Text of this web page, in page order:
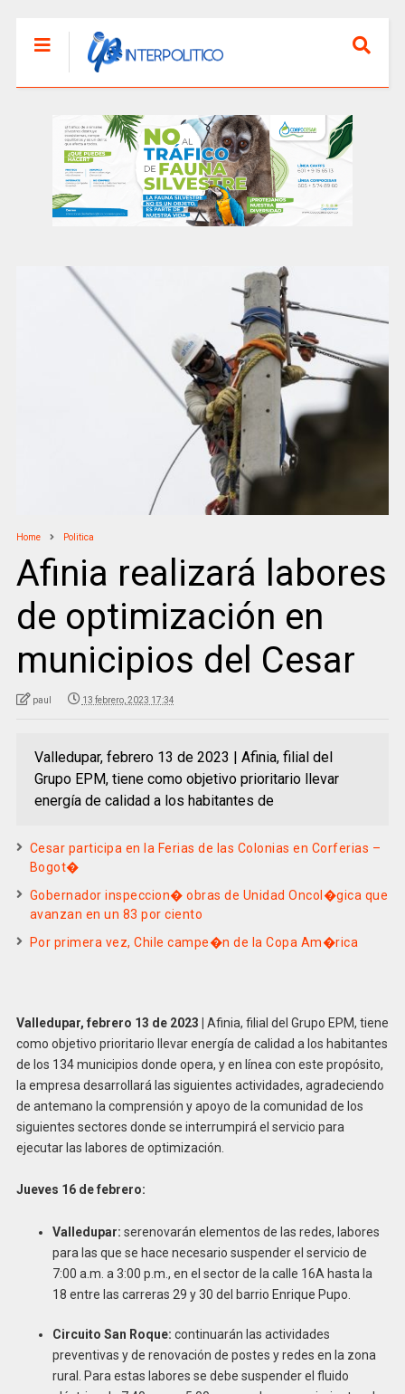
Home Politica
Afinia realizará labores
de optimización en
municipios del Cesar
paul 13 febrero, 2023 17:34
Valledupar, febrero 13 de 2023 | Afinia, filial del
Grupo EPM, tiene como objetivo prioritario llevar
energía de calidad a los habitantes de
Cesar participa en la Ferias de las Colonias en Corferias –
Bogot�
Gobernador inspeccion� obras de Unidad Oncol�gica que
avanzan en un 83 por ciento
Por primera vez, Chile campe�n de la Copa Am�rica
Valledupar, febrero 13 de 2023 | Afinia, filial del Grupo EPM, tiene
como objetivo prioritario llevar energía de calidad a los habitantes
de los 134 municipios donde opera, y en línea con este propósito,
la empresa desarrollará las siguientes actividades, agradeciendo
de antemano la comprensión y apoyo de la comunidad de los
siguientes sectores donde se interrumpirá el servicio para
ejecutar las labores de optimización.
Jueves 16 de febrero:
Valledupar: serenovarán elementos de las redes, labores
para las que se hace necesario suspender el servicio de
7:00 a.m. a 3:00 p.m., en el sector de la calle 16A hasta la
18 entre las carreras 29 y 30 del barrio Enrique Pupo.
Circuito San Roque: continuarán las actividades
preventivas y de renovación de postes y redes en la zona
rural. Para estas labores se debe suspender el fluido